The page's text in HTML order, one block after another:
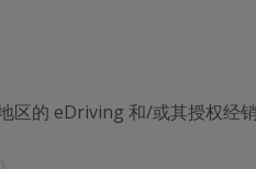
区的 eDriving 和/或其授权经